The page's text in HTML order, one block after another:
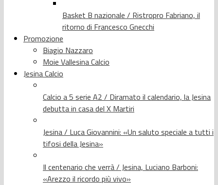
Basket B nazionale / Ristropro Fabriano, il
ritorno di Francesco Gnecchi
Promozione
Biagio Nazzaro
Moie Vallesina Calcio
Jesina Calcio
Calcio a 5 serie A2 / Diramato il calendario, la Jesina
debutta in casa del X Martiri
Jesina / Luca Giovannini: «Un saluto speciale a tutti i
tifosi della Jesina»
Il centenario che verrà / Jesina, Luciano Barboni:
«Arezzo il ricordo più vivo»